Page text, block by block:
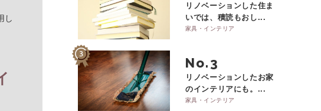
し
リノベーションした住ま
いでは、積読もおし...
家具・インテリア
No.
リノベーションしたお家
のインテリアにも。...
家具・インテリア